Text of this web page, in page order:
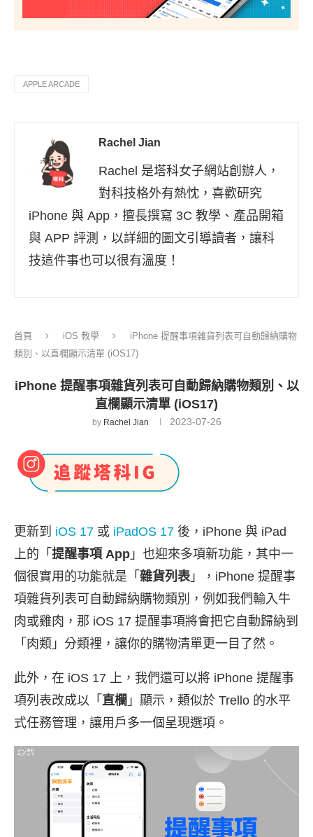
APPLE ARCADE
Rachel Jian
Rachel 是塔科女子網站創辦人，
對科技格外有熱忱，喜歡研究
iPhone 與 App，擅長撰寫 3C 教學、產品開箱
與 APP 評測，以詳細的圖文引導讀者，讓科
技這件事也可以很有溫度！
首頁 iOS 教學
iPhone 提醒事項雜貨列表可自動歸納購物
類別、以直欄顯示清單 (iOS17)
iPhone 提醒事項雜貨列表可自動歸納購物類別、以
直欄顯示清單 (iOS17)
by Rachel Jian 2023-07-26
更新到 iOS 17 或 iPadOS 17 後，iPhone 與 iPad
上的「 提醒事項 App 」也迎來多項新功能，其中一
個很實用的功能就是「 雜貨列表 」，iPhone 提醒事
項雜貨列表可自動歸納購物類別，例如我們輸入牛
肉或雞肉，那 iOS 17 提醒事項將會把它自動歸納到
「肉類」分類裡，讓你的購物清單更一目了然。
此外，在 iOS 17 上，我們還可以將 iPhone 提醒事
項列表改成以「 直欄 」顯示，類似於 Trello 的水平
式任務管理，讓用戶多一個呈現選項。